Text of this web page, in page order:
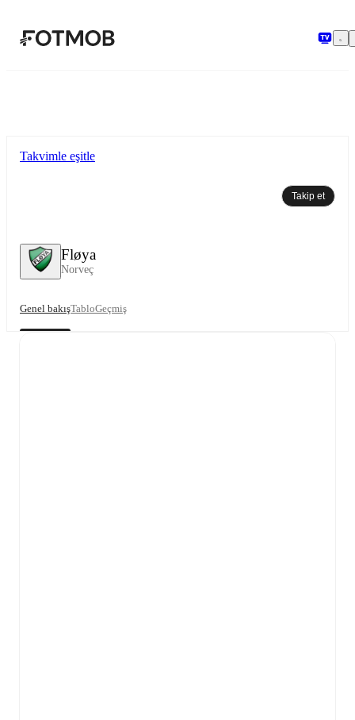
Fløya
Norveç
Takvimle eşitle
Takip et
Genel bakışTabloGeçmiş